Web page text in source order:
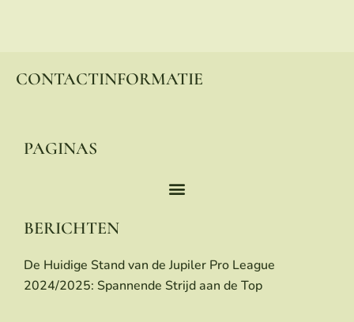
CONTACTINFORMATIE
PAGINAS
BERICHTEN
De Huidige Stand van de Jupiler Pro League
2024/2025: Spannende Strijd aan de Top